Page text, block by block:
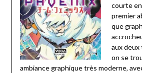
courte
premier
que
aux
on se
ambiance graphique très moderne,